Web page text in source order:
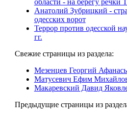
Анатолий Зубрицкий -
одесских ворот
Террор против одесской
гг.
Свежие страницы из раздела:
Мезенцев Георгий
Матусевич Ефим
Макаревский Давид
Предыдущие страницы из